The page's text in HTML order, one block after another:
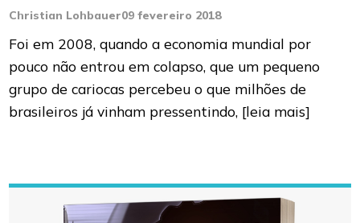
Christian Lohbauer09 fevereiro 2018
Foi em 2008, quando a economia mundial por
pouco não entrou em colapso, que um pequeno
grupo de cariocas percebeu o que milhões de
brasileiros já vinham pressentindo, [leia mais]